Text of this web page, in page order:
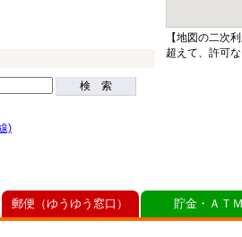
検 索
)
【地図の二次
超えて、許可
郵便（ゆうゆう窓口） 貯金・ＡＴ